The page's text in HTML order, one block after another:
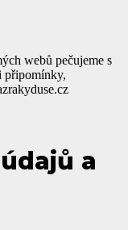
webů pečujeme s
připomínky,
a